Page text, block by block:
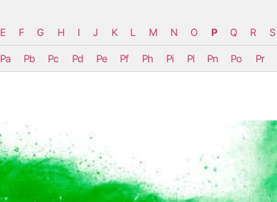
E F G H I J K L M N O P Q R S
Pa Pb Pc Pd Pe Pf Ph Pi Pl Pn Po Pr